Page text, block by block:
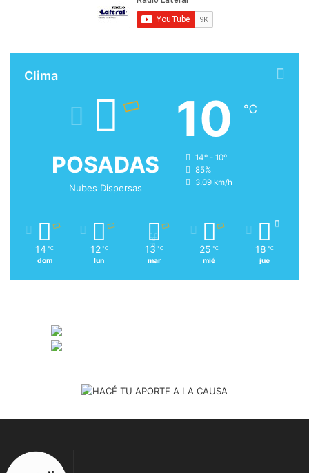
Clima
POSADAS
Nubes Dispersas
10 ℃
14º - 10º
85%
3.09 km/h
14 ℃
dom
12 ℃
lun
13 ℃
mar
25 ℃
mié
18 ℃
jue